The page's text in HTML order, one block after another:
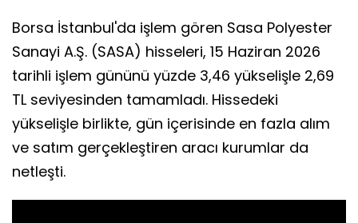
Borsa İstanbul'da işlem gören Sasa Polyester
Sanayi A.Ş. (SASA) hisseleri, 15 Haziran 2026
tarihli işlem gününü yüzde 3,46 yükselişle 2,69
TL seviyesinden tamamladı. Hissedeki
yükselişle birlikte, gün içerisinde en fazla alım
ve satım gerçekleştiren aracı kurumlar da
netleşti.